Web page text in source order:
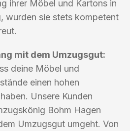
ihrer Möbel und Kartons in
wurden sie stets kompetent
mit dem Umzugsgut:
deine Möbel und
einen hohen
Unsere Kunden
Bohm Hagen
Umzugsgut umgeht. Von